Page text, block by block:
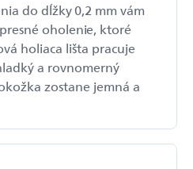
do dĺžky 0,2 mm vám
oholenie, ktoré
holiaca lišta pracuje
a rovnomerný
zostane jemná a